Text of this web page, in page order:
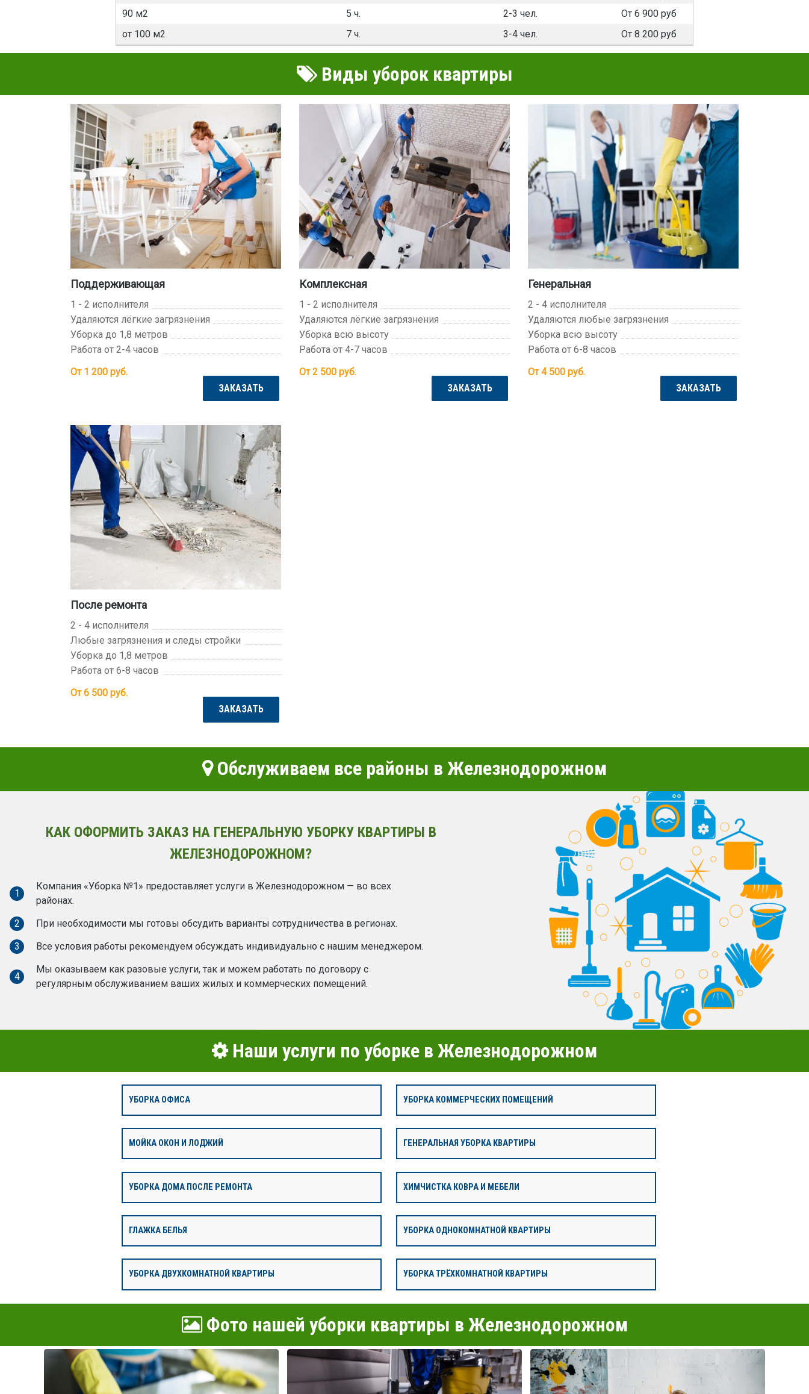
90 м2
5 ч. 2-3 чел.
От 6 900 руб
от 100 м2
7 ч. 3-4 чел. От 8 200 руб
Виды уборок квартиры
Поддерживающая
1 - 2 исполнителя
Удаляются лёгкие загрязнения
Уборка до 1,8 метров
Работа от 2-4 часов
От 1 200 руб.
ЗАКАЗАТЬ
Комплексная
1 - 2 исполнителя
Удаляются лёгкие загрязнения
Уборка всю высоту
Работа от 4-7 часов
От 2 500руб.
ЗАКАЗАТЬ
Генеральная
2 - 4 исполнителя
Удаляются любые загрязнения
Уборка всю высоту
Работа от 6-8 часов
От 4 500руб.
ЗАКАЗАТЬ
После ремонта
2 - 4 исполнителя
Любые загрязнения и следы стройки
Уборка до 1,8 метров
Работа от 6-8 часов
От 6 500 руб.
ЗАКАЗАТЬ
Обслуживаем все районы в Железнодорожном
КАК ОФОРМИТЬ ЗАКАЗ НА ГЕНЕРАЛЬНУЮ УБОРКУ КВАРТИРЫ В
ЖЕЛЕЗНОДОРОЖНОМ?
1
Компания «Уборка №1» предоставляет услуги в Железнодорожном — во всех
районах.
2
При необходимости мы готовы обсудить варианты сотрудничества в регионах.
3
Все условия работы рекомендуем обсуждать индивидуально с нашим менеджером.
4
Мы оказываем как разовые услуги, так и можем работать по договору с
регулярным обслуживанием ваших жилых и коммерческих помещений.
Наши услуги по уборке в Железнодорожном
УБОРКА ОФИСА УБОРКА КОММЕРЧЕСКИХ ПОМЕЩЕНИЙ
МОЙКА ОКОН И ЛОДЖИЙ ГЕНЕРАЛЬНАЯ УБОРКА КВАРТИРЫ
УБОРКА ДОМА ПОСЛЕ РЕМОНТА ХИМЧИСТКА КОВРА И МЕБЕЛИ
ГЛАЖКА БЕЛЬЯ УБОРКА ОДНОКОМНАТНОЙ КВАРТИРЫ
УБОРКА ДВУХКОМНАТНОЙ КВАРТИРЫ УБОРКА ТРЁХКОМНАТНОЙ КВАРТИРЫ
Фото нашей уборки квартиры в Железнодорожном